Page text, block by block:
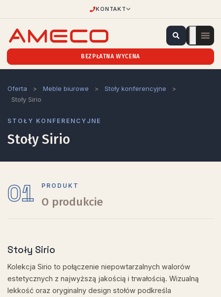
KONTAKT
BEZPŁATNA WYCENA
Oferta > Meble biurowe > Stoły konferencyjne
>
Stoły Sirio
STOŁY KONFERENCYJNE
Stoły Sirio
01 PRODUKT
O produkcie
Stoły Sirio
Kolekcja Sirio to połączenie niepowtarzalnych walorów
estetycznych z najwyższą jakością i trwałością. Wizualną
lekkość oraz oryginalny design stołów podkreśla